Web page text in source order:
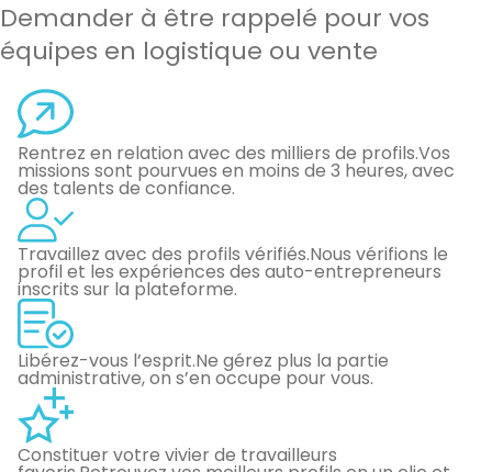
Demander à être rappelé pour vos
équipes en logistique ou vente
Rentrez en relation avec des milliers de profils.Vos
missions sont pourvues en moins de 3 heures, avec
des talents de confiance.
Travaillez avec des profils vérifiés.Nous vérifions le
profil et les expériences des auto-entrepreneurs
inscrits sur la plateforme.
Libérez-vous l’esprit.Ne gérez plus la partie
administrative, on s’en occupe pour vous.
Constituer votre vivier de travailleurs